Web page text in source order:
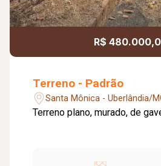
R$
Terreno - Padrão
Santa Mônica - Uberlândia/
Terreno plano, murado, de